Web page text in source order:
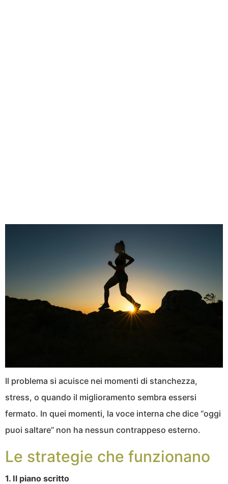
Il problema si acuisce nei momenti di stanchezza,
stress, o quando il miglioramento sembra essersi
fermato. In quei momenti, la voce interna che dice “oggi
puoi saltare” non ha nessun contrappeso esterno.
Le strategie che funzionano
1. Il piano scritto